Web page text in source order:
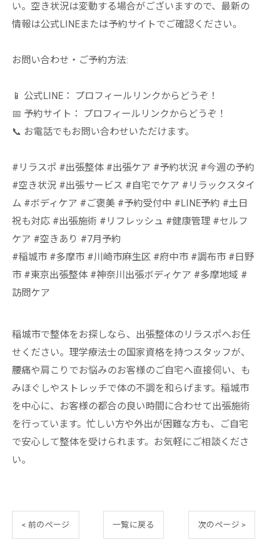
い。空き状況は変動する場合がございますので、最新の
情報は公式LINEまたは予約サイトでご確認ください。
お問い合わせ・ご予約方法:
📱 公式LINE： プロフィールリンクからどうぞ！
📅 予約サイト： プロフィールリンクからどうぞ！
📞 お電話でもお問い合わせいただけます。
#リラスポ #出張整体 #出張ケア #予約状況 #今週の予約
#空き状況 #出張サービス #自宅でケア #リラックスタイ
ム #ボディケア #ご褒美 #予約受付中 #LINE予約 #土日
祝も対応 #出張施術 #リフレッシュ #健康管理 #セルフ
ケア #空きあり #7月予約
#稲城市 #多摩市 #川崎市麻生区 #府中市 #調布市 #日野
市 #東京出張整体 #神奈川出張ボディケア #多摩地域 #
訪問ケア
稲城市で整体をお探しなら、出張整体のリラスポへお任
せください。理学療法士の国家資格を持つスタッフが、
腰痛や肩こりでお悩みのお客様のご自宅へ直接伺い、も
みほぐしやストレッチで体の不調を和らげます。稲城市
を中心に、お客様の都合の良い時間に合わせて出張施術
を行っています。忙しい方や外出が困難な方も、ご自宅
で安心して整体を受けられます。お気軽にご相談くださ
い。
< 前のページ 一覧に戻る 次のページ >